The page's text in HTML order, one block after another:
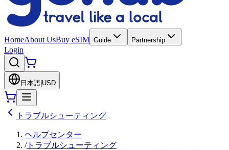
HomeAbout UsBuy eSIM Guide Partnership
Login
日本語 USD
トラブルシューティング
ヘルプセンター
/トラブルシューティング